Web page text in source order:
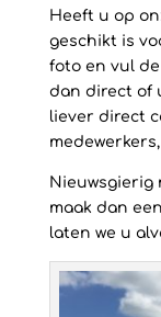
Heeft u op
geschikt is
foto en vul
dan direct of
liever direct
medewerkers,
Nieuwsgierig
maak dan
laten we u